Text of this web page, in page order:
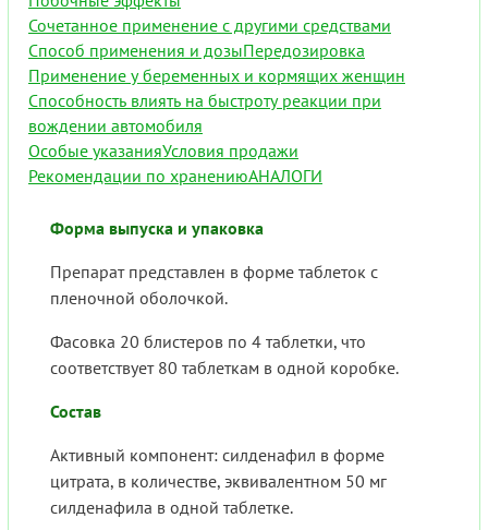
Сочетанное применение с другими средствами
Способ применения и дозыПередозировка
Применение у беременных и кормящих женщин
Способность влиять на быстроту реакции при
вождении автомобиля
Особые указанияУсловия продажи
Рекомендации по хранениюАНАЛОГИ
Форма выпуска и упаковка
Препарат представлен в форме таблеток с
пленочной оболочкой.
Фасовка 20 блистеров по 4 таблетки, что
соответствует 80 таблеткам в одной коробке.
Состав
Активный компонент: силденафил в форме
цитрата, в количестве, эквивалентном 50 мг
силденафила в одной таблетке.